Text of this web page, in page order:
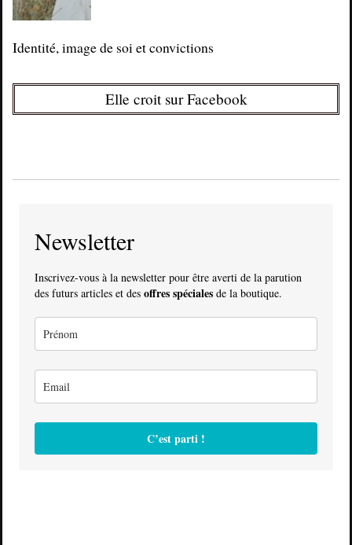
Identité, image de soi et convictions
Elle croit sur Facebook
Newsletter
Inscrivez-vous à la newsletter pour être averti de la parution
des futurs articles et des offres spéciales de la boutique.
C’est parti !